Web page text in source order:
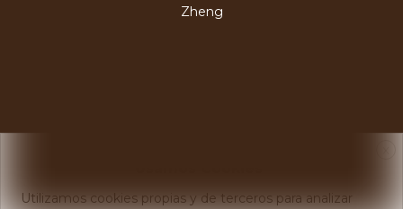
Zheng
Utilizamos cookies propias y de terceros para analizar